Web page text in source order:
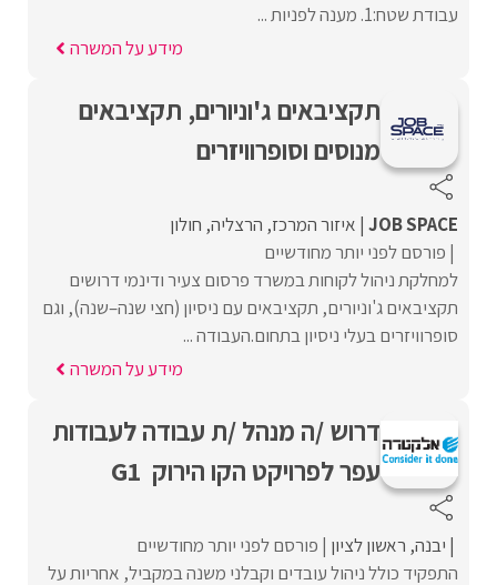
עבודת שטח:1. מענה לפניות ...
מידע על המשרה
תקציבאים ג'וניורים, תקציבאים
מנוסים וסופרוויזרים
JOB SPACE איזור המרכז הרצליה חולון
פורסם לפני יותר מחודשיים
למחלקת ניהול לקוחות במשרד פרסום צעיר ודינמי דרושים
תקציבאים ג'וניורים, תקציבאים עם ניסיון (חצי שנה–שנה), וגם
סופרוויזרים בעלי ניסיון בתחום.העבודה ...
מידע על המשרה
דרוש /ה מנהל /ת עבודה לעבודות
עפר לפרויקט הקו הירוק G1
יבנה ראשון לציון פורסם לפני יותר מחודשיים
התפקיד כולל ניהול עובדים וקבלני משנה במקביל, אחריות על